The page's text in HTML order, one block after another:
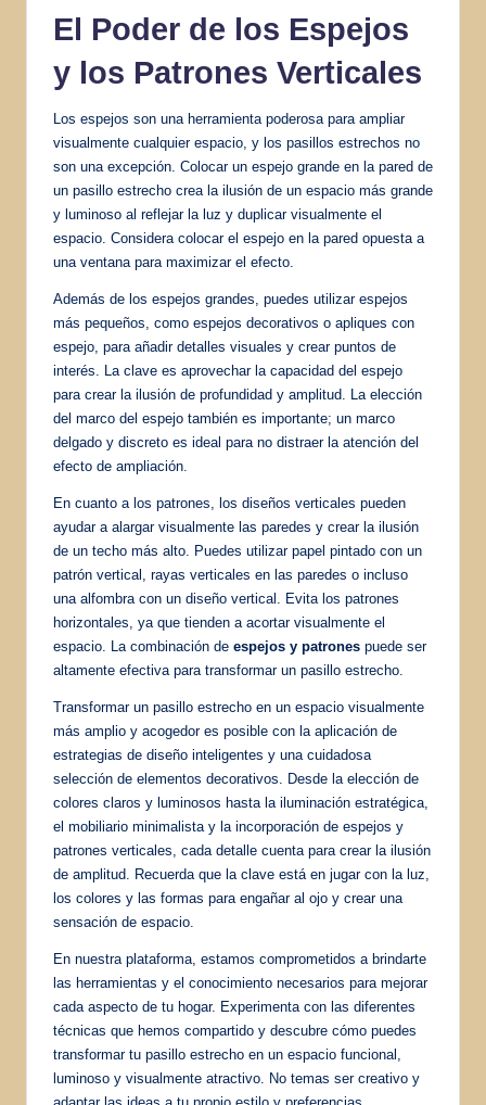
El Poder de los Espejos
y los Patrones Verticales
Los espejos son una herramienta poderosa para ampliar
visualmente cualquier espacio, y los pasillos estrechos no
son una excepción. Colocar un espejo grande en la pared de
un pasillo estrecho crea la ilusión de un espacio más grande
y luminoso al reflejar la luz y duplicar visualmente el
espacio. Considera colocar el espejo en la pared opuesta a
una ventana para maximizar el efecto.
Además de los espejos grandes, puedes utilizar espejos
más pequeños, como espejos decorativos o apliques con
espejo, para añadir detalles visuales y crear puntos de
interés. La clave es aprovechar la capacidad del espejo
para crear la ilusión de profundidad y amplitud. La elección
del marco del espejo también es importante; un marco
delgado y discreto es ideal para no distraer la atención del
efecto de ampliación.
En cuanto a los patrones, los diseños verticales pueden
ayudar a alargar visualmente las paredes y crear la ilusión
de un techo más alto. Puedes utilizar papel pintado con un
patrón vertical, rayas verticales en las paredes o incluso
una alfombra con un diseño vertical. Evita los patrones
horizontales, ya que tienden a acortar visualmente el
espacio. La combinación de espejos y patrones puede ser
altamente efectiva para transformar un pasillo estrecho.
Transformar un pasillo estrecho en un espacio visualmente
más amplio y acogedor es posible con la aplicación de
estrategias de diseño inteligentes y una cuidadosa
selección de elementos decorativos. Desde la elección de
colores claros y luminosos hasta la iluminación estratégica,
el mobiliario minimalista y la incorporación de espejos y
patrones verticales, cada detalle cuenta para crear la ilusión
de amplitud. Recuerda que la clave está en jugar con la luz,
los colores y las formas para engañar al ojo y crear una
sensación de espacio.
En nuestra plataforma, estamos comprometidos a brindarte
las herramientas y el conocimiento necesarios para mejorar
cada aspecto de tu hogar. Experimenta con las diferentes
técnicas que hemos compartido y descubre cómo puedes
transformar tu pasillo estrecho en un espacio funcional,
luminoso y visualmente atractivo. No temas ser creativo y